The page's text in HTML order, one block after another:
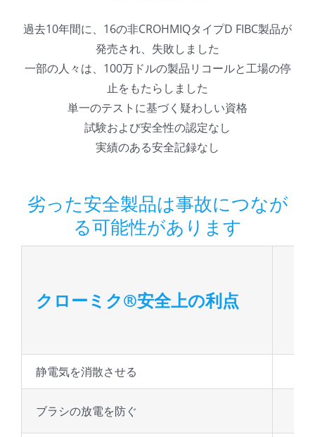
過去10年間に、16の非CROHMIQタイプD FIBC製品が
発売され、失敗しました
一部の人々は、100万ドルの製品リコールと工場の停
止をもたらしました
単一のテストに基づく疑わしい資格
試験および安全性の認定なし
実績のある安全記録なし
劣った安全製品は事故につなが
る可能性があります
クローミク®安全上の利点
静電気を消散させる
ブラシの放電を防ぐ